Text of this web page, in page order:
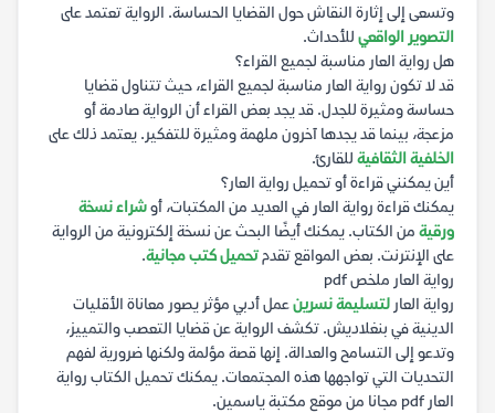
وتسعى إلى إثارة النقاش حول القضايا الحساسة. الرواية تعتمد على
التصوير الواقعي للأحداث.
هل رواية العار مناسبة لجميع القراء؟
قد لا تكون رواية العار مناسبة لجميع القراء، حيث تتناول قضايا
حساسة ومثيرة للجدل. قد يجد بعض القراء أن الرواية صادمة أو
مزعجة، بينما قد يجدها آخرون ملهمة ومثيرة للتفكير. يعتمد ذلك على
الخلفية الثقافية للقارئ.
أين يمكنني قراءة أو تحميل رواية العار؟
يمكنك قراءة رواية العار في العديد من المكتبات، أوشراء نسخة
ورقية من الكتاب. يمكنك أيضًا البحث عن نسخة إلكترونية من الرواية
على الإنترنت. بعض المواقع تقدمتحميل كتب مجانية.
رواية العار ملخص pdf
رواية العار لتسليمة نسرينعمل أدبي مؤثر يصور معاناة الأقليات
الدينية في بنغلاديش. تكشف الرواية عن قضايا التعصب والتمييز،
وتدعو إلى التسامح والعدالة. إنها قصة مؤلمة ولكنها ضرورية لفهم
التحديات التي تواجهها هذه المجتمعات. يمكنك تحميل الكتاب رواية
العار pdf مجانا من موقع مكتبة ياسمين.